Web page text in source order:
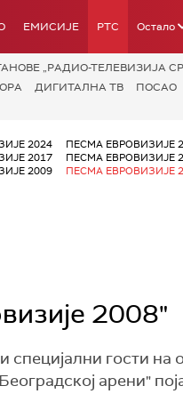
ЕМИСИЈЕ РТС Остало
„РАДИО-ТЕЛЕВИЗИЈА
ДИГИТАЛНА ТВ ПОСАО
2024 ПЕСМА ЕВРОВИЗИЈЕ
2017 ПЕСМА ЕВРОВИЗИЈЕ
2009 ПЕСМА ЕВРОВИЗИЈЕ
2008"
специјални гости
арени"